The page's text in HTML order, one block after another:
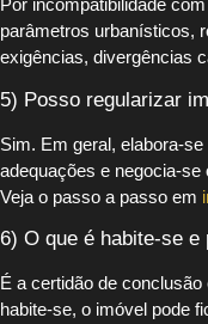
Por incompatibilidade
parâmetros urbanísticos,
exigências, divergências
5) Posso regularizar
Sim. Em geral, elabora-se
adequações e negocia-
Veja o passo a passo em
6) O que é habite-se e
É a certidão de
habite-se, o imóvel pode